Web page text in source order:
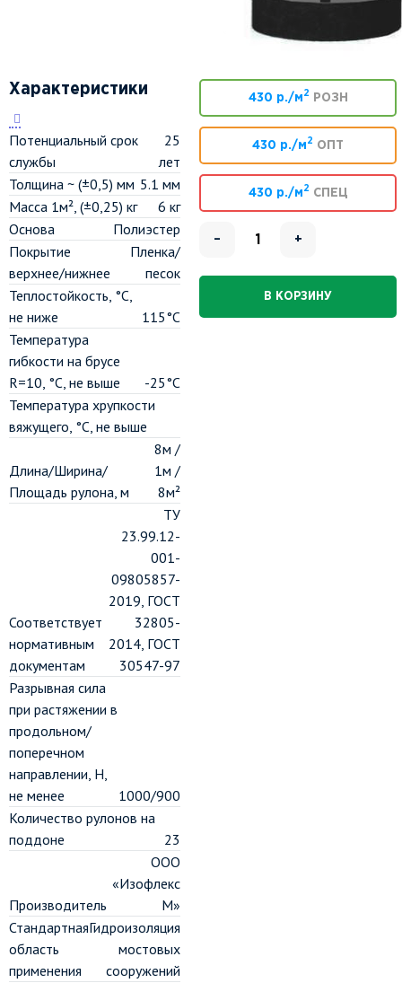
Характеристики
Потенциальный срок
службы
25
лет
Толщина ~ (±0,5) мм 5.1 мм
Масса 1м², (±0,25) кг
6 кг
Основа
Полиэстер
Покрытие
верхнее/нижнее
Пленка/
песок
Теплостойкость, °C,
не ниже
115°C
Температура
гибкости на брусе
R=10, °C, не выше
-25°C
Температура хрупкости
вяжущего, °C, не выше
Длина/Ширина/
Площадь рулона, м
8м /
1м /
8м²
Соответствует
нормативным
документам
ТУ
23.99.12-
001-
09805857-
2019, ГОСТ
32805-
2014, ГОСТ
30547-97
Разрывная сила
при растяжении в
продольном/
поперечном
направлении, H,
не менее
1000/900
Количество рулонов на
поддоне
23
Производитель
ООО
«Изофлекс
М»
Стандартная
область
применения
Гидроизоляция
мостовых
сооружений
430 р./м 2 РОЗН
430 р./м 2 ОПТ
430 р./м 2 СПЕЦ
– +
В КОРЗИНУ